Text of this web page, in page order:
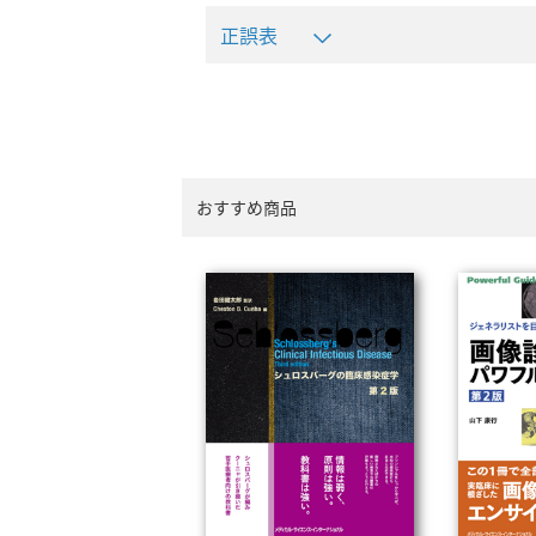
正誤表
新しい視聴⽤の URL および QR コー
おすすめ商品